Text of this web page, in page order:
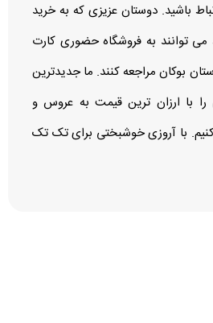
باشید. دوستان عزیزی که به خرید
می توانند به فروشگاه حضوری کارت
بوکان مراجعه کنند. ما جدیدترین
با ارزان ترین قیمت به عروس و
کنیم. با آروزی خوشبختی برای تک تک